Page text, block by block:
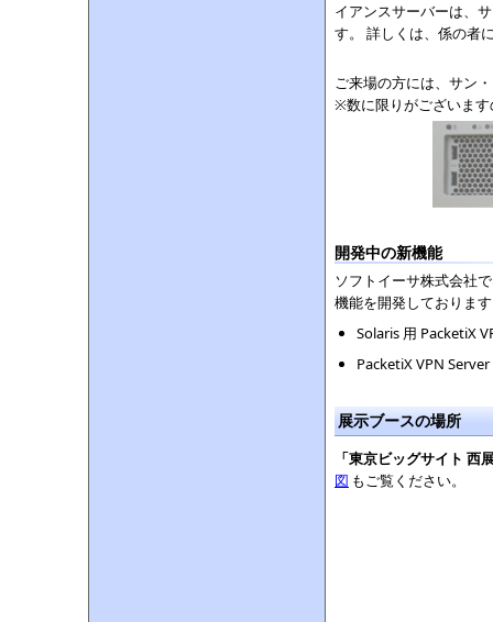
イアンスサーバーは、
す。 詳しくは、係の者
ご来場の方には、サン
※数に限りがございま
開発中の新機能
ソフトイーサ株式会社
機能を開発しておりま
Solaris 用 PacketiX
PacketiX VPN
展示ブースの場所
「東京ビッグサイト 西
図 もご覧ください。